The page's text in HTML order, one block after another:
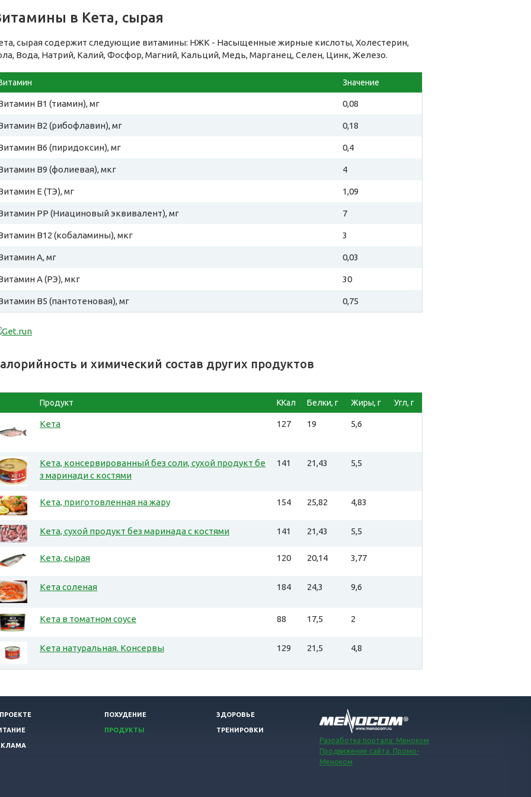
в Кета, сырая
сырая содержит следующие витамины: НЖК - Насыщенные жирные кислоты, Холестерин,
Вода, Натрий, Калий, Фосфор, Магний, Кальций, Медь, Марганец, Селен, Цинк, Железо.
Значение
B1 (тиамин), мг 0,08
B2 (рибофлавин), мг 0,18
B6 (пиридоксин), мг 0,4
B9 (фолиевая), мкг 4
E (ТЭ), мг 1,09
PP (Ниациновый эквивалент), мг 7
B12 (кобаламины), мкг 3
A, мг 0,03
A (РЭ), мкг 30
B5 (пантотеновая), мг 0,75
и химический состав других продуктов
Продукт ККал Белки, г Жиры, г Угл, г
Кета 127 19 5,6
Кета, консервированный без соли, сухой продукт бе
з маринади с костями
141 21,43 5,5
Кета, приготовленная на жару 154 25,82 4,83
Кета, сухой продукт без маринада с костями 141 21,43 5,5
Кета, сырая 120 20,14 3,77
Кета соленая 184 24,3 9,6
Кета в томатном соусе 88 17,5 2
Кета натуральная. Консервы 129 21,5 4,8
ПОХУДЕНИЕ ЗДОРОВЬЕ
ПРОДУКТЫ ТРЕНИРОВКИ
Разработка портала: Меноком
Продвижение сайта: Промо-
Меноком